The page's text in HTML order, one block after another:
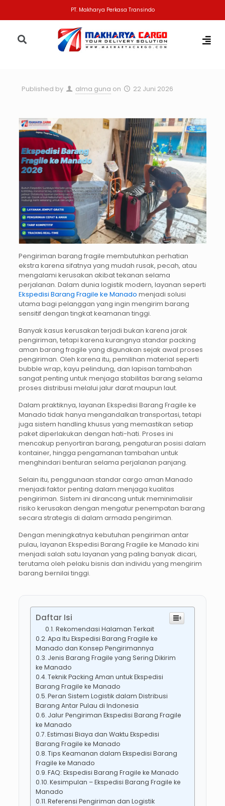
PT. Makharya Perkasa Transindo
Published by alma guna on 22 Juni 2026
Pengiriman barang fragile membutuhkan perhatian
ekstra karena sifatnya yang mudah rusak, pecah, atau
mengalami kerusakan akibat tekanan selama
perjalanan. Dalam dunia logistik modern, layanan seperti
Ekspedisi Barang Fragile ke Manado menjadi solusi
utama bagi pelanggan yang ingin mengirim barang
sensitif dengan tingkat keamanan tinggi.
Banyak kasus kerusakan terjadi bukan karena jarak
pengiriman, tetapi karena kurangnya standar packing
aman barang fragile yang digunakan sejak awal proses
pengiriman. Oleh karena itu, pemilihan material seperti
bubble wrap, kayu pelindung, dan lapisan tambahan
sangat penting untuk menjaga stabilitas barang selama
proses distribusi melalui jalur darat maupun laut.
Dalam praktiknya, layanan Ekspedisi Barang Fragile ke
Manado tidak hanya mengandalkan transportasi, tetapi
juga sistem handling khusus yang memastikan setiap
paket diperlakukan dengan hati-hati. Proses ini
mencakup penyortiran barang, pengaturan posisi dalam
kontainer, hingga pengamanan tambahan untuk
menghindari benturan selama perjalanan panjang.
Selain itu, penggunaan standar cargo aman Manado
menjadi faktor penting dalam menjaga kualitas
pengiriman. Sistem ini dirancang untuk meminimalisir
risiko kerusakan dengan mengatur penempatan barang
secara strategis di dalam armada pengiriman.
Dengan meningkatnya kebutuhan pengiriman antar
pulau, layanan Ekspedisi Barang Fragile ke Manado kini
menjadi salah satu layanan yang paling banyak dicari,
terutama oleh pelaku bisnis dan individu yang mengirim
barang bernilai tinggi.
Daftar Isi
Rekomendasi Halaman Terkait
Apa Itu Ekspedisi Barang Fragile ke
Manado dan Konsep Pengirimannya
Jenis Barang Fragile yang Sering Dikirim
ke Manado
Teknik Packing Aman untuk Ekspedisi
Barang Fragile ke Manado
Peran Sistem Logistik dalam Distribusi
Barang Antar Pulau di Indonesia
Jalur Pengiriman Ekspedisi Barang Fragile
ke Manado
Estimasi Biaya dan Waktu Ekspedisi
Barang Fragile ke Manado
Tips Keamanan dalam Ekspedisi Barang
Fragile ke Manado
FAQ: Ekspedisi Barang Fragile ke Manado
Kesimpulan – Ekspedisi Barang Fragile ke
Manado
Referensi Pengiriman dan Logistik